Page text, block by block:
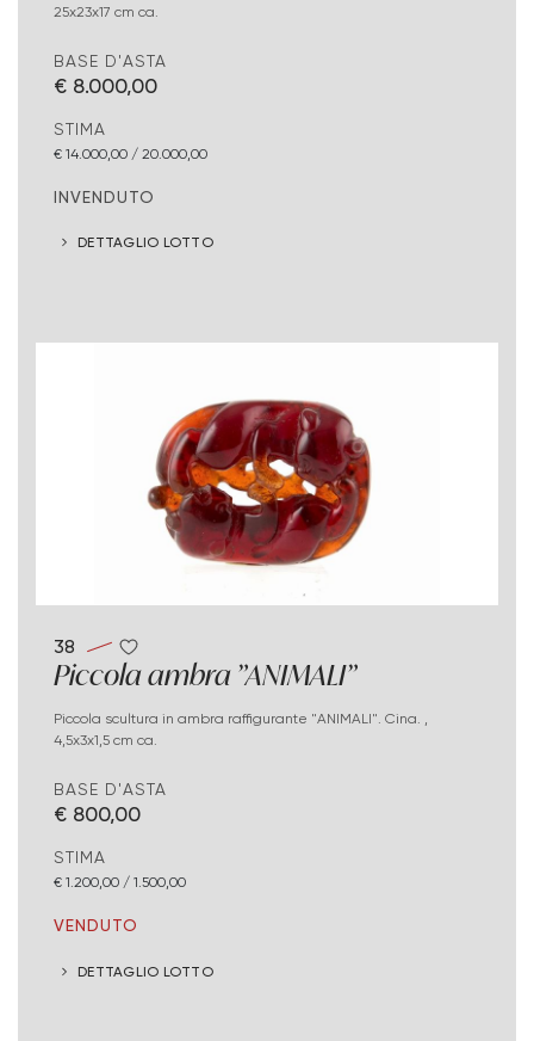
25x23x17 cm ca.
BASE D'ASTA
€ 8.000,00
STIMA
€ 14.000,00 / 20.000,00
INVENDUTO
DETTAGLIO LOTTO
38
Piccola ambra "ANIMALI"
Piccola scultura in ambra raffigurante "ANIMALI". Cina. ,
4,5x3x1,5 cm ca.
BASE D'ASTA
€ 800,00
STIMA
€ 1.200,00 / 1.500,00
VENDUTO
DETTAGLIO LOTTO